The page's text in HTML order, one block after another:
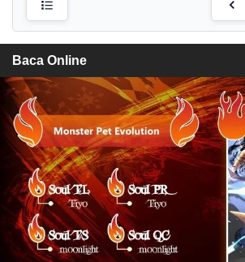
Baca Online